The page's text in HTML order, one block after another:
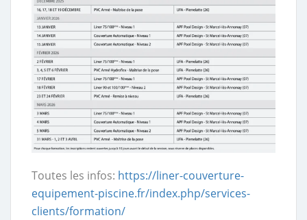
Toutes les infos: https://liner-couverture-
equipement-piscine.fr/index.php/services-
clients/formation/